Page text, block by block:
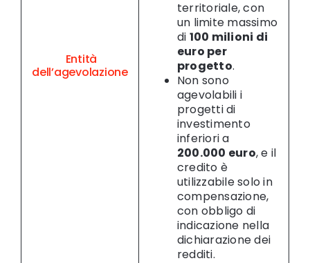
Entità
dell’agevolazione
territoriale, con
un limite massimo
di 100 milioni di
euro per
progetto.
Non sono
agevolabili i
progetti di
investimento
inferiori a
200.000 euro, e il
credito è
utilizzabile solo in
compensazione,
con obbligo di
indicazione nella
dichiarazione dei
redditi.